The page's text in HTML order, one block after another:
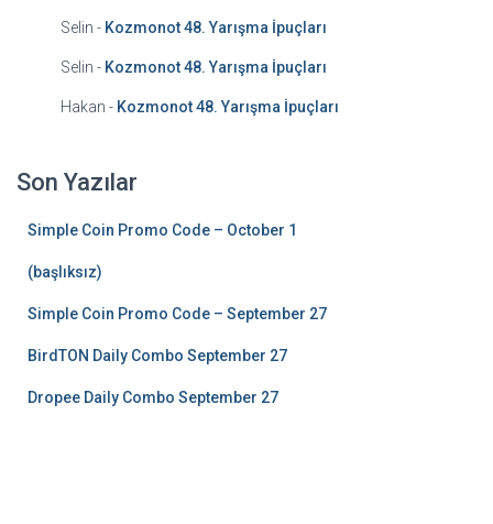
Selin - Kozmonot 48. Yarışma İpuçları
Selin - Kozmonot 48. Yarışma İpuçları
Hakan - Kozmonot 48. Yarışma İpuçları
Son Yazılar
Simple Coin Promo Code – October 1
(başlıksız)
Simple Coin Promo Code – September 27
BirdTON Daily Combo September 27
Dropee Daily Combo September 27